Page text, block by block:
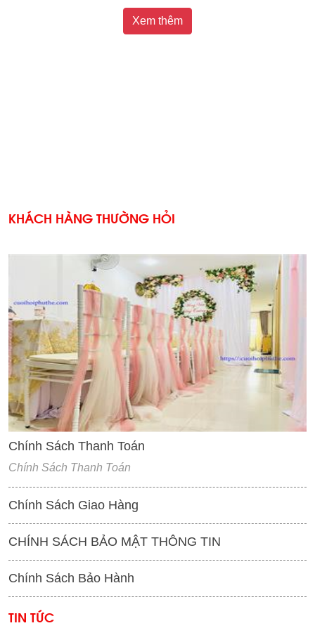
Xem thêm
KHÁCH HÀNG THƯỜNG HỎI
'
Chính Sách Thanh Toán
Chính Sách Thanh Toán
Chính Sách Giao Hàng
CHÍNH SÁCH BẢO MẬT THÔNG TIN
Chính Sách Bảo Hành
TIN TỨC